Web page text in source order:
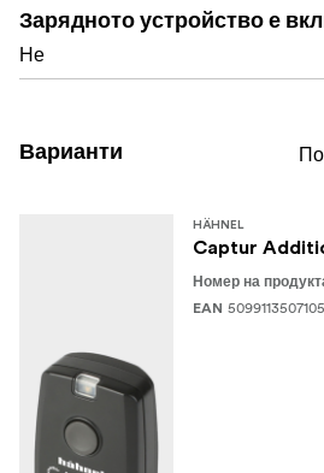
Зарядното устройство е
Не
Варианти
HÄHNEL
Captur
Номер на
EAN 5099113507105